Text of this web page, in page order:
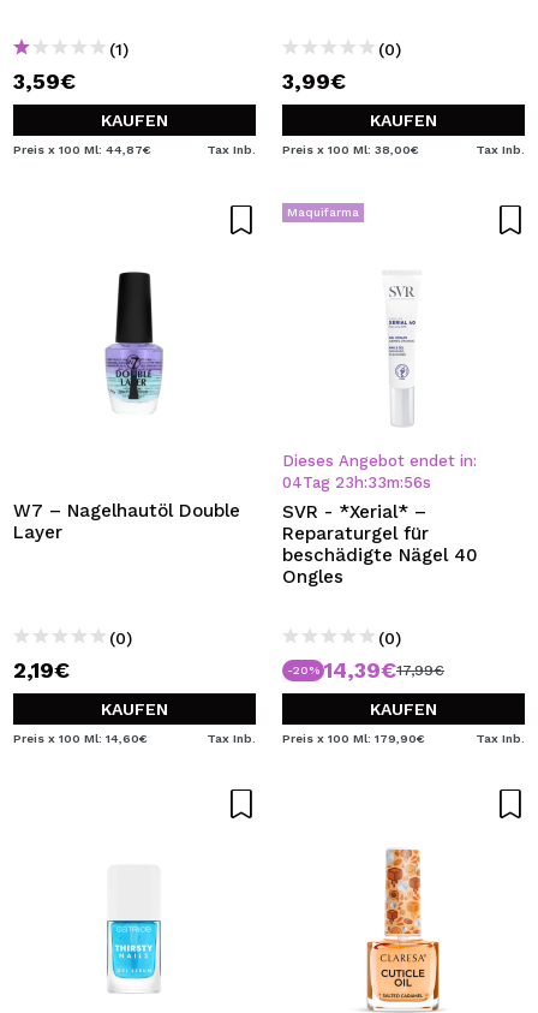
(1)
3,59€
KAUFEN
Preis x 100 Ml: 44,87€ Tax Inb.
(0)
3,99€
KAUFEN
Preis x 100 Ml: 38,00€ Tax Inb.
W7 – Nagelhautöl Double
Layer
(0)
2,19€
KAUFEN
Preis x 100 Ml: 14,60€ Tax Inb.
Maquifarma
Dieses Angebot endet in:
04Tag 23 h:33m:56s
SVR - *Xerial* –
Reparaturgel für
beschädigte Nägel 40
Ongles
(0)
-20% 14,39€17,99€
KAUFEN
Preis x 100 Ml: 179,90€ Tax Inb.